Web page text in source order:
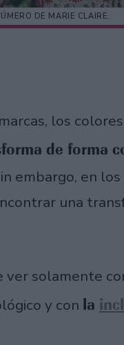
DE MARIE CLAIRE.
los
de forma
embargo, en
una
solamente
y con la